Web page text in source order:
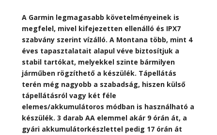
A Garmin legmagasabb követelményeinek is
megfelel, mivel kifejezetten ellenálló és IPX7
szabvány szerint vízálló. A Montana több, mint 4
éves tapasztalatait alapul véve biztosítjuk a
stabil tartókat, melyekkel szinte bármilyen
járműben rögzíthető a készülék. Tápellátás
terén még nagyobb a szabadság, hiszen külső
tápellátásról vagy két féle
elemes/akkumulátoros módban is használható a
készülék. 3 darab AA elemmel akár 9 órán át, a
gyári akkumulátorkészlettel pedig 17 órán át